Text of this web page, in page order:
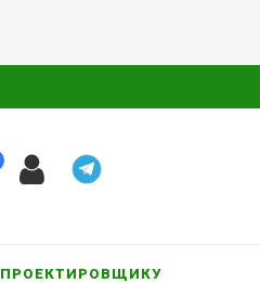
ПРОЕКТИРОВЩИКУ